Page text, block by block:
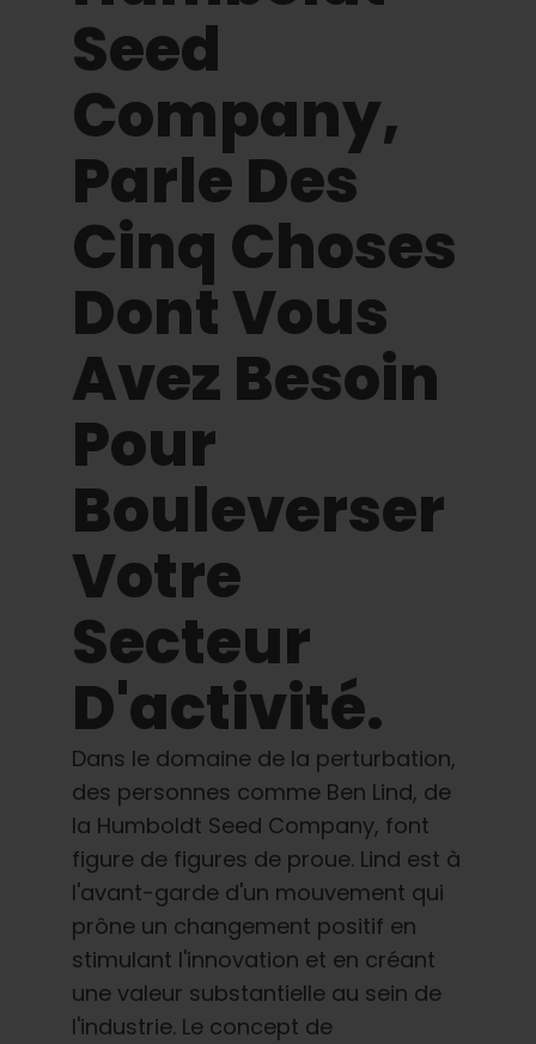
Presse
A propos de
Chasse au phéno
Préserver le patrimoine génétique des
Caraïbes
Contact
Boutique
Français
Recherche
Seed
Company,
Parle Des
Cinq Choses
Dont Vous
Avez Besoin
Pour
Bouleverser
Votre
Secteur
D'activité.
Dans le domaine de la perturbation,
des personnes comme Ben Lind, de
la Humboldt Seed Company, font
figure de figures de proue. Lind est à
l'avant-garde d'un mouvement qui
prône un changement positif en
stimulant l'innovation et en créant
une valeur substantielle au sein de
l'industrie. Le concept de